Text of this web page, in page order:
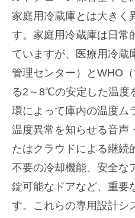
家庭用冷蔵庫とは大きく
す。家庭用冷蔵庫は日常
ていますが、医療用冷蔵
管理センター）とWHO
る2～8℃の安定した温度
環によって庫内の温度ム
温度異常を知らせる音声
たはクラウドによる継続
不要の冷却機能、安全な
錠可能なドアなど、重要
す。これらの専用設計シ